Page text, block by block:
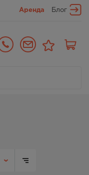
Аренда Блог